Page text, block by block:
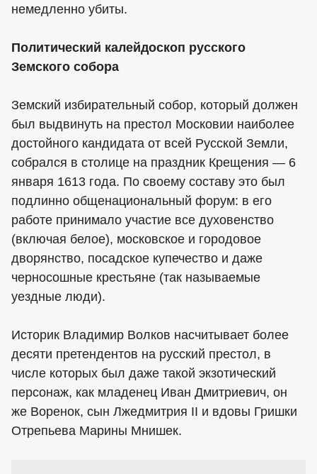
немедленно убиты.
Политический калейдоскоп русского
Земского собора
Земский избирательный собор, который должен
был выдвинуть на престол Московии наиболее
достойного кандидата от всей Русской Земли,
собрался в столице на праздник Крещения — 6
января 1613 года. По своему составу это был
подлинно общенациональный форум: в его
работе принимало участие все духовенство
(включая белое), московское и городовое
дворянство, посадское купечество и даже
черносошные крестьяне (так называемые
уездные люди).
Историк Владимир Волков насчитывает более
десяти претендентов на русский престол, в
числе которых был даже такой экзотический
персонаж, как младенец Иван Дмитриевич, он
же Воренок, сын Лжедмитрия II и вдовы Гришки
Отрепьева Марины Мнишек.